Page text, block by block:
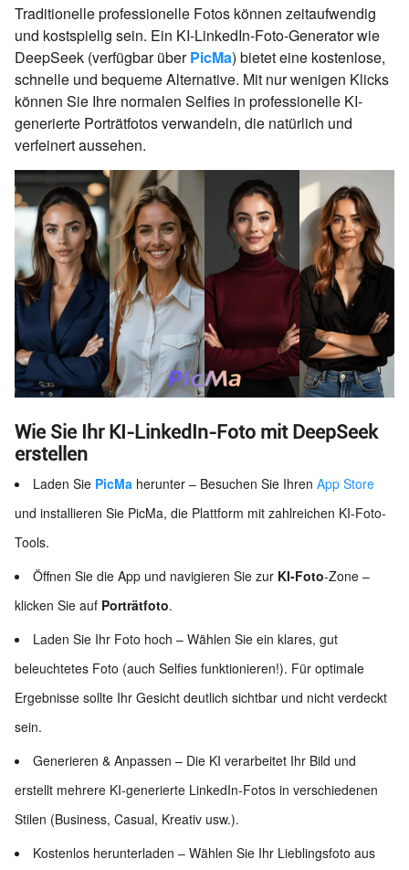
Traditionelle professionelle Fotos können zeitaufwendig
und kostspielig sein. Ein KI-LinkedIn-Foto-Generator wie
DeepSeek (verfügbar überPicMa) bietet eine kostenlose,
schnelle und bequeme Alternative. Mit nur wenigen Klicks
können Sie Ihre normalen Selfies in professionelle KI-
generierte Porträtfotos verwandeln, die natürlich und
verfeinert aussehen.
Wie Sie Ihr KI-LinkedIn-Foto mit DeepSeek
erstellen
Laden Sie PicMa herunter – Besuchen Sie Ihren App Store
und installieren Sie PicMa, die Plattform mit zahlreichen KI-Foto-
Tools.
Öffnen Sie die App und navigieren Sie zur KI-Foto-Zone –
klicken Sie auf Porträtfoto.
Laden Sie Ihr Foto hoch – Wählen Sie ein klares, gut
beleuchtetes Foto (auch Selfies funktionieren!). Für optimale
Ergebnisse sollte Ihr Gesicht deutlich sichtbar und nicht verdeckt
sein.
Generieren & Anpassen – Die KI verarbeitet Ihr Bild und
erstellt mehrere KI-generierte LinkedIn-Fotos in verschiedenen
Stilen (Business, Casual, Kreativ usw.).
Kostenlos herunterladen – Wählen Sie Ihr Lieblingsfoto aus